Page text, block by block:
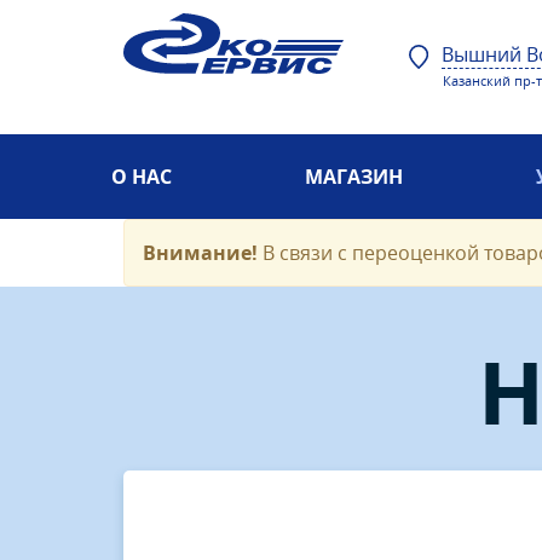
Вышний
Казанский пр-
О НАС МАГАЗИН
Внимание! В связи с переоценкой